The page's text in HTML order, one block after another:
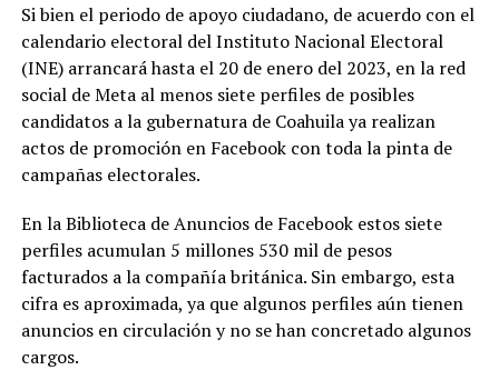
Si bien el periodo de apoyo ciudadano, de acuerdo con el
calendario electoral del Instituto Nacional Electoral
(INE) arrancará hasta el 20 de enero del 2023, en la red
social de Meta al menos siete perfiles de posibles
candidatos a la gubernatura de Coahuila ya realizan
actos de promoción en Facebook con toda la pinta de
campañas electorales.
En la Biblioteca de Anuncios de Facebook estos siete
perfiles acumulan 5 millones 530 mil de pesos
facturados a la compañía británica. Sin embargo, esta
cifra es aproximada, ya que algunos perfiles aún tienen
anuncios en circulación y no se han concretado algunos
cargos.